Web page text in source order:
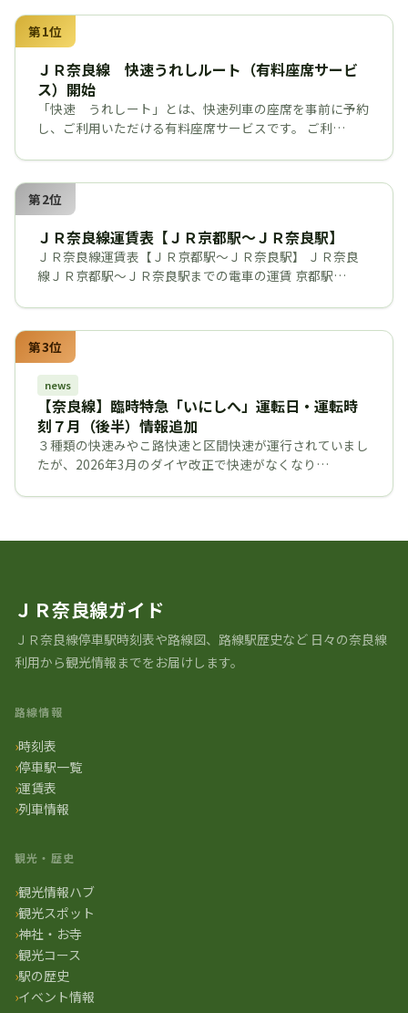
第1位
ＪＲ奈良線 快速うれしルート（有料座席サービ
ス）開始
「快速 うれしート」とは、快速列車の座席を事前に予約
し、ご利用いただける有料座席サービスです。 ご利…
第2位
ＪＲ奈良線運賃表【ＪＲ京都駅～ＪＲ奈良駅】
ＪＲ奈良線運賃表【ＪＲ京都駅～ＪＲ奈良駅】 ＪＲ奈良
線ＪＲ京都駅～ＪＲ奈良駅までの電車の運賃 京都駅…
第3位
news
【奈良線】臨時特急「いにしへ」運転日・運転時
刻７月（後半）情報追加
３種類の快速みやこ路快速と区間快速が運行されていまし
たが、2026年3月のダイヤ改正で快速がなくなり…
ＪＲ奈良線ガイド
ＪＲ奈良線停車駅時刻表や路線図、路線駅歴史など ⽇々の奈良線
利⽤から観光情報までをお届けします。
路線情報
時刻表
停車駅一覧
運賃表
列車情報
観光・歴史
観光情報ハブ
観光スポット
神社・お寺
観光コース
駅の歴史
イベント情報